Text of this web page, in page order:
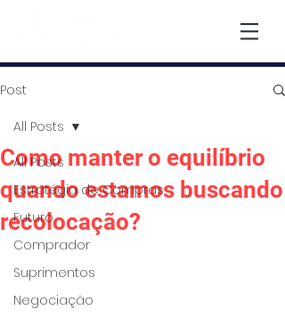
Post
All Posts
Estratégia de Compras
Futuro
Comprador
Suprimentos
Negociação
All Posts
Como manter o equilíbrio
quando estamos buscando
recolocação?